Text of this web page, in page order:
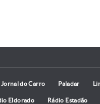
Jornal do Carro Paladar
Eldorado Rádio Estadão